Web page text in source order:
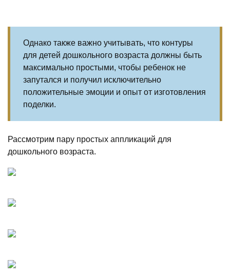
Однако также важно учитывать, что контуры
для детей дошкольного возраста должны быть
максимально простыми, чтобы ребенок не
запутался и получил исключительно
положительные эмоции и опыт от изготовления
поделки.
Рассмотрим пару простых аппликаций для
дошкольного возраста.